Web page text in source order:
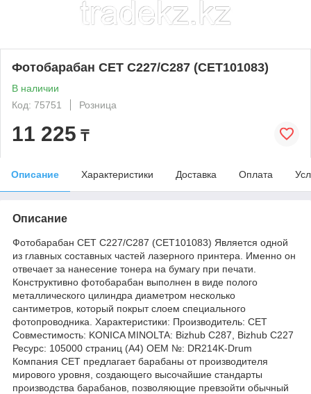
Фотобарабан CET C227/C287 (CET101083)
В наличии
Код: 75751
Розница
11 225 ₸
Описание Характеристики Доставка Оплата
Описание
Фотобарабан CET C227/C287 (CET101083) Является одной
из главных составных частей лазерного принтера. Именно он
отвечает за нанесение тонера на бумагу при печати.
Конструктивно фотобарабан выполнен в виде полого
металлического цилиндра диаметром несколько
сантиметров, который покрыт слоем специального
фотопроводника. Характеристики: Производитель: CET
Совместимость: KONICA MINOLTA: Bizhub C287, Bizhub C227
Ресурс: 105000 страниц (А4) OEM №: DR214K-Drum
Компания CET предлагает барабаны от производителя
мирового уровня, создающего высочайшие стандарты
производства барабанов, позволяющие превзойти обычный